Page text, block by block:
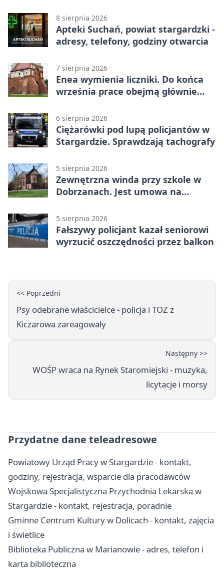
8 sierpnia 2026
Apteki Suchań, powiat stargardzki -
adresy, telefony, godziny otwarcia
7 sierpnia 2026
Enea wymienia liczniki. Do końca
września prace obejmą głównie
6 sierpnia 2026
Ciężarówki pod lupą policjantów w
Stargardzie. Sprawdzają tachografy
5 sierpnia 2026
Zewnętrzna winda przy szkole w
Dobrzanach. Jest umowa na
5 sierpnia 2026
Fałszywy policjant kazał seniorowi
wyrzucić oszczędności przez balkon
<< Poprzedni
Psy odebrane właścicielce - policja i TOZ z
Kiczarowa zareagowały
Następny >>
WOŚP wraca na Rynek Staromiejski - muzyka,
licytacje i morsy
Przydatne dane teleadresowe
Powiatowy Urząd Pracy w Stargardzie - kontakt,
godziny, rejestracja, wsparcie dla pracodawców
Wojskowa Specjalistyczna Przychodnia Lekarska w
Stargardzie - kontakt, rejestracja, poradnie
Gminne Centrum Kultury w Dolicach - kontakt, zajęcia
i świetlice
Biblioteka Publiczna w Marianowie - adres, telefon i
karta biblioteczna